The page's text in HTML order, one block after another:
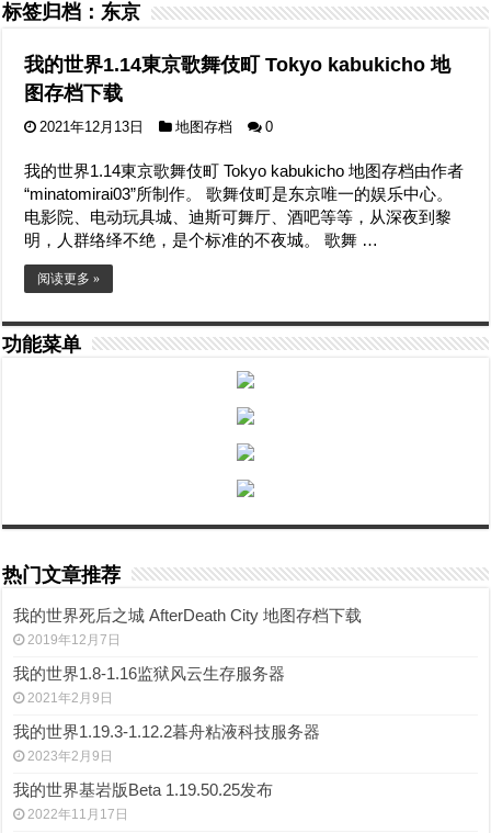
标签归档：东京
我的世界1.14東京歌舞伎町 Tokyo kabukicho 地
图存档下载
2021年12月13日 地图存档 0
我的世界1.14東京歌舞伎町 Tokyo kabukicho 地图存档由作者
“minatomirai03”所制作。 歌舞伎町是东京唯一的娱乐中心。
电影院、电动玩具城、迪斯可舞厅、酒吧等等，从深夜到黎
明，人群络绎不绝，是个标准的不夜城。 歌舞 …
阅读更多 »
功能菜单
热门文章推荐
我的世界死后之城 AfterDeath City 地图存档下载
2019年12月7日
我的世界1.8-1.16监狱风云生存服务器
2021年2月9日
我的世界1.19.3-1.12.2暮舟粘液科技服务器
2023年2月9日
我的世界基岩版Beta 1.19.50.25发布
2022年11月17日